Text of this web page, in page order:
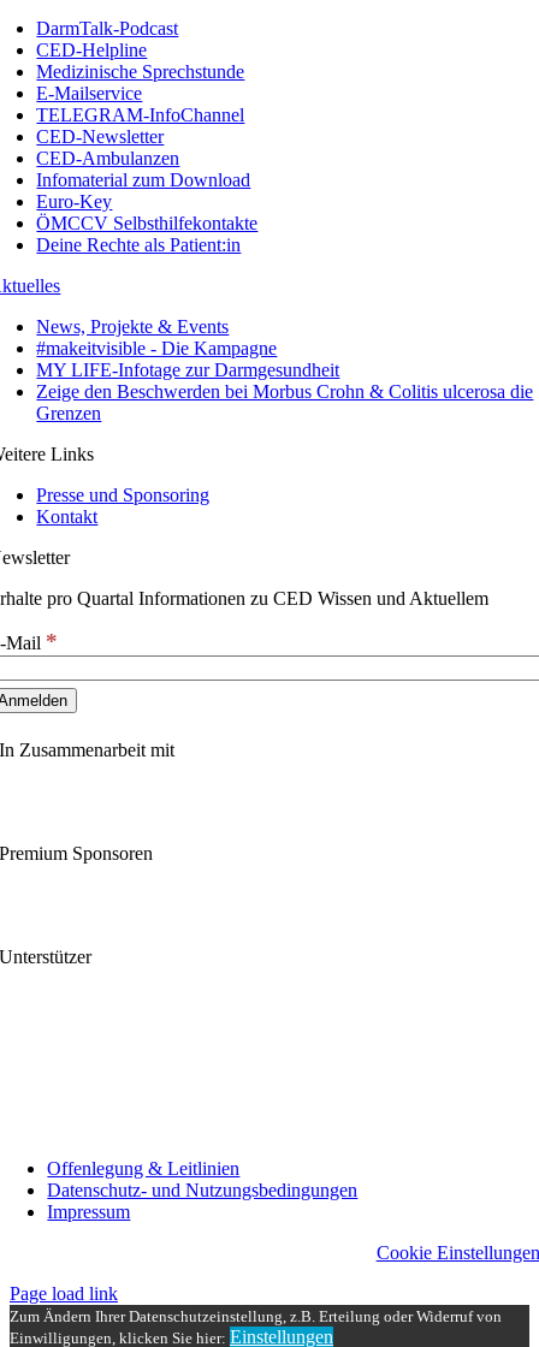
DarmTalk-Podcast
CED-Helpline
Medizinische Sprechstunde
E-Mailservice
TELEGRAM-InfoChannel
CED-Newsletter
CED-Ambulanzen
Infomaterial zum Download
Euro-Key
ÖMCCV Selbsthilfekontakte
Deine Rechte als Patient:in
News, Projekte & Events
#makeitvisible - Die Kampagne
MY LIFE-Infotage zur Darmgesundheit
Zeige den Beschwerden bei Morbus Crohn & Colitis ulcerosa die
Grenzen
Links
Presse und Sponsoring
Kontakt
pro Quartal Informationen zu CED Wissen und Aktuellem
Mail *
In Zusammenarbeit mit
Premium Sponsoren
Unterstützer
Offenlegung & Leitlinien
Datenschutz- und Nutzungsbedingungen
Impressum
Cookie Einstellungen
Page load link
Zum Ändern Ihrer Datenschutzeinstellung, z.B. Erteilung oder Widerruf von
Einwilligungen, klicken Sie hier: Einstellungen